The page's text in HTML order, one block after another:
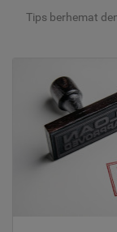
Tips berhemat